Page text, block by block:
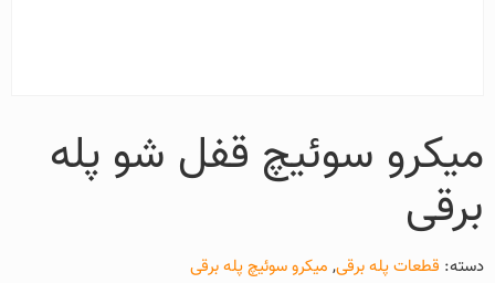
میکرو سوئیچ قفل شو پله
برقی
دسته: قطعات پله برقی, میکرو سوئیچ پله برقی